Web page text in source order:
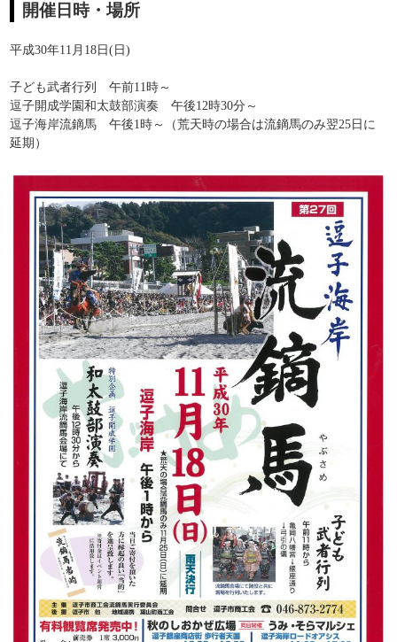
開催日時・場所
平成30年11月18日(日)
子ども武者行列 午前11時～
逗子開成学園和太鼓部演奏 午後12時30分～
逗子海岸流鏑馬 午後1時～（荒天時の場合は流鏑馬のみ翌25日に
延期）